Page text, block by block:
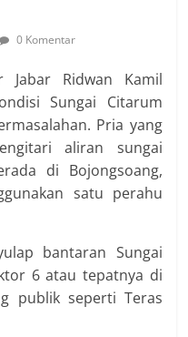
0 Komentar
Jabar Ridwan Kamil
Sungai Citarum
Pria yang
aliran sungai
di Bojongsoang,
satu perahu
bantaran Sungai
6 atau tepatnya di
publik seperti Teras